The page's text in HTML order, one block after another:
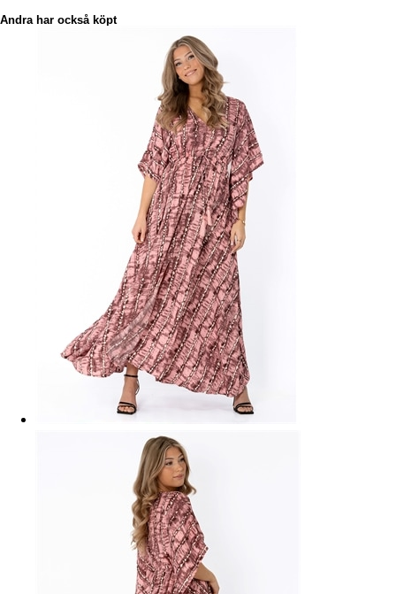
Andra har också köpt